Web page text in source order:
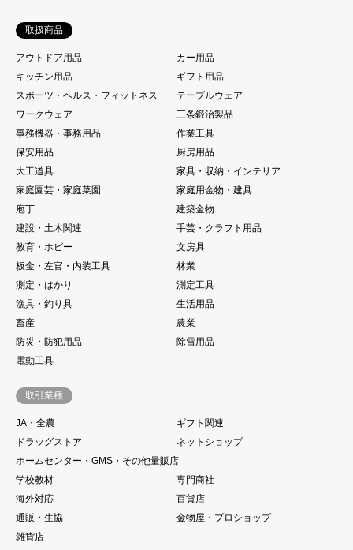
取扱商品
アウトドア用品
カー用品
キッチン用品
ギフト用品
スポーツ・ヘルス・フィットネス
テーブルウェア
ワークウェア
三条鍛治製品
事務機器・事務用品
作業工具
保安用品
厨房用品
大工道具
家具・収納・インテリア
家庭園芸・家庭菜園
家庭用金物・建具
庖丁
建築金物
建設・土木関連
手芸・クラフト用品
教育・ホビー
文房具
板金・左官・内装工具
林業
測定・はかり
測定工具
漁具・釣り具
生活用品
畜産
農業
防災・防犯用品
除雪用品
電動工具
取引業種
JA・全農
ギフト関連
ドラッグストア
ネットショップ
ホームセンター・GMS・その他量販店
学校教材
専門商社
海外対応
百貨店
通販・生協
金物屋・プロショップ
雑貨店